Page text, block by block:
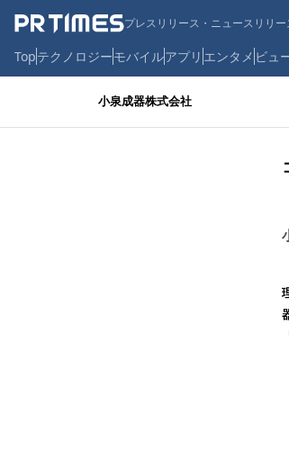
プレスリリース・ニュースリリ
Topテクノロジーモバイルアプリ エンタメ ビュ
小泉成器株式会社